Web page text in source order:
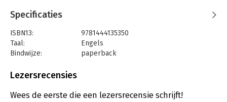
biogeographies, cartographies, mobilities, non-
geographies and securities. Presented in three parts with 60
contributions written by expert international researchers, this
text addresses the central ideas through which human
Foundations engages students with key ideas that define
critical analyses of dualisms such as local-global, society-
Specificaties
ISBN13:
9781444135350
Taal:
Engels
Bindwijze:
paperback
Uitgever:
Verschijningsdatum:
20-9-2023
Lezersrecensies
Wees de eerste die een lezersrecensie schrijft!